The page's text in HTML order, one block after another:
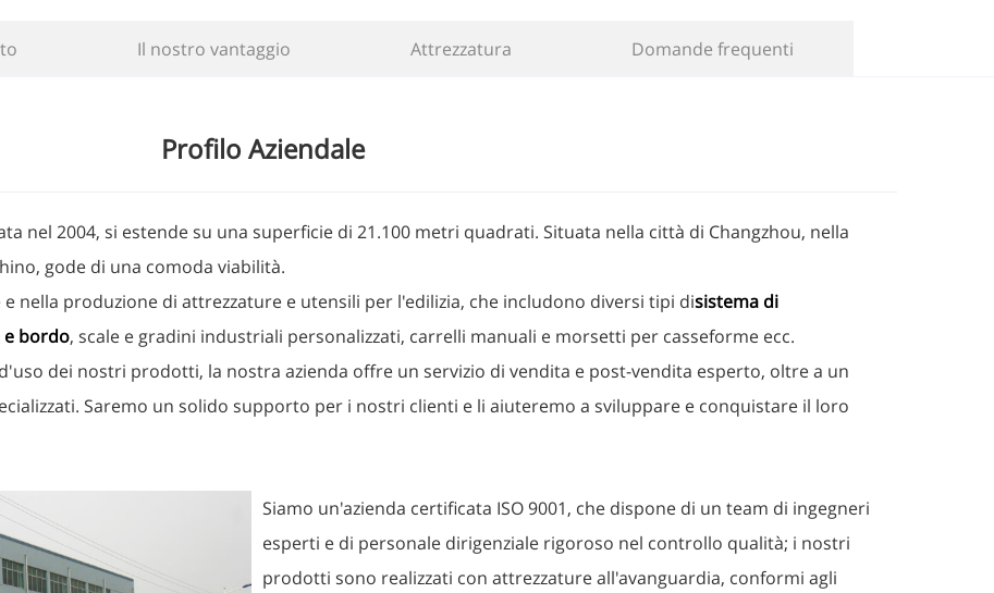
Il nostro vantaggio Attrezzatura Domande frequenti
Profilo Aziendale
nel 2004, si estende su una superficie di 21.100 metri quadrati. Situata nella città di Changzhou, nella
gode di una comoda viabilità.
nella produzione di attrezzature e utensili per l'edilizia, che includono diversi tipi disistema di
e bordo, scale e gradini industriali personalizzati, carrelli manuali e morsetti per casseforme ecc.
dei nostri prodotti, la nostra azienda offre un servizio di vendita e post-vendita esperto, oltre a un
Saremo un solido supporto per i nostri clienti e li aiuteremo a sviluppare e conquistare il loro
Siamo un'azienda certificata ISO 9001, che dispone di un team di ingegneri
esperti e di personale dirigenziale rigoroso nel controllo qualità; i nostri
prodotti sono realizzati con attrezzature all'avanguardia, conformi agli